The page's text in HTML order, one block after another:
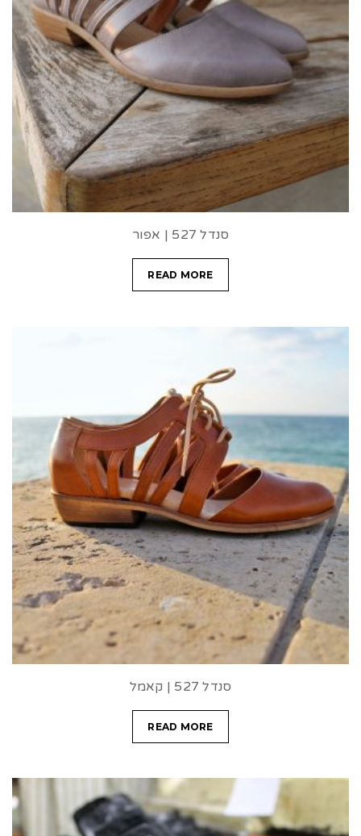
סנדל 527 | אפור
READ MORE
סנדל 527 | קאמל
READ MORE